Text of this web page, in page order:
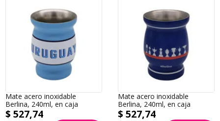
Mate acero inoxidable
Berlina, 240ml, en caja
$ 527,74
Mate acero inoxidable
Berlina, 240ml, en caja
$ 527,74